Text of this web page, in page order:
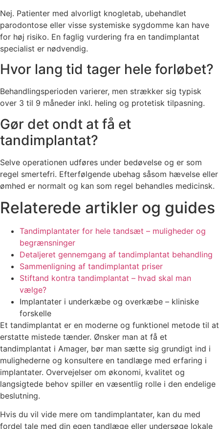
Nej. Patienter med alvorligt knogletab, ubehandlet
parodontose eller visse systemiske sygdomme kan have
for høj risiko. En faglig vurdering fra en tandimplantat
specialist er nødvendig.
Hvor lang tid tager hele forløbet?
Behandlingsperioden varierer, men strækker sig typisk
over 3 til 9 måneder inkl. heling og protetisk tilpasning.
Gør det ondt at få et
tandimplantat?
Selve operationen udføres under bedøvelse og er som
regel smertefri. Efterfølgende ubehag såsom hævelse eller
ømhed er normalt og kan som regel behandles medicinsk.
Relaterede artikler og guides
Tandimplantater for hele tandsæt – muligheder og
begrænsninger
Detaljeret gennemgang af tandimplantat behandling
Sammenligning af tandimplantat priser
Stiftand kontra tandimplantat – hvad skal man
vælge?
Implantater i underkæbe og overkæbe – kliniske
forskelle
Et tandimplantat er en moderne og funktionel metode til at
erstatte mistede tænder. Ønsker man at få et
tandimplantat i Amager, bør man sætte sig grundigt ind i
mulighederne og konsultere en tandlæge med erfaring i
implantater. Overvejelser om økonomi, kvalitet og
langsigtede behov spiller en væsentlig rolle i den endelige
beslutning.
Hvis du vil vide mere om tandimplantater, kan du med
fordel tale med din egen tandlæge eller undersøge lokale